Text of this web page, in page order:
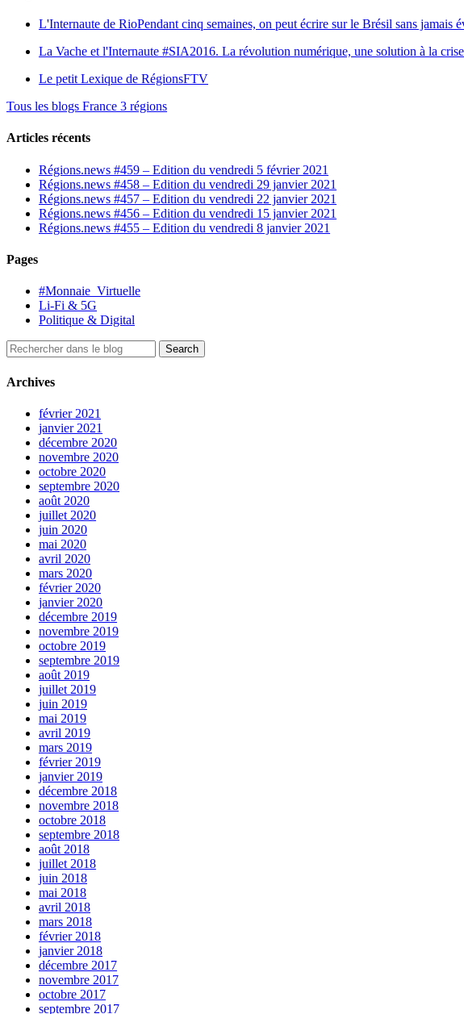
L'Internaute de RioPendant cinq semaines, on peut écrire sur le Brésil sans jamais
La Vache et l'Internaute #SIA2016. La révolution numérique, une solution à la
Le petit Lexique de RégionsFTV
Tous les blogs France 3 régions
Articles récents
Régions.news #459 – Edition du vendredi 5 février 2021
Régions.news #458 – Edition du vendredi 29 janvier 2021
Régions.news #457 – Edition du vendredi 22 janvier 2021
Régions.news #456 – Edition du vendredi 15 janvier 2021
Régions.news #455 – Edition du vendredi 8 janvier 2021
Pages
#Monnaie_Virtuelle
Li-Fi & 5G
Politique & Digital
Archives
février 2021
janvier 2021
décembre 2020
novembre 2020
octobre 2020
septembre 2020
août 2020
juillet 2020
juin 2020
mai 2020
avril 2020
mars 2020
février 2020
janvier 2020
décembre 2019
novembre 2019
octobre 2019
septembre 2019
août 2019
juillet 2019
juin 2019
mai 2019
avril 2019
mars 2019
février 2019
janvier 2019
décembre 2018
novembre 2018
octobre 2018
septembre 2018
août 2018
juillet 2018
juin 2018
mai 2018
avril 2018
mars 2018
février 2018
janvier 2018
décembre 2017
novembre 2017
octobre 2017
septembre 2017